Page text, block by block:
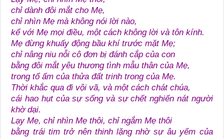
chỉ dành đôi mắt cho Mẹ,
chỉ nhìn Mẹ mà không nói lời nào,
kể với Mẹ mọi điều, một cách không lời và tôn kính.
Mẹ đừng khuấy động bầu khí trước mặt Mẹ;
chỉ nâng niu nỗi cô đơn bị đánh cắp của con
bằng đôi mắt yêu thương tình mẫu thân của Mẹ,
trong tổ ấm của thửa đất trinh trong của Mẹ.
Thời khắc qua đi vội vã, và một cách chát chúa,
cái hao hụt của sự sống và sự chết nghiến nát người
khờ dại.
Lạy Mẹ, chỉ nhìn Mẹ thôi, chỉ ngắm Mẹ thôi
bằng trái tim trở nên thinh lặng nhờ sự âu yếm của